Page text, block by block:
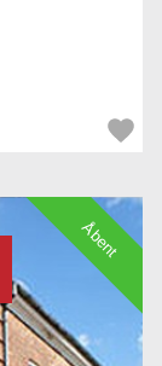
Åbent